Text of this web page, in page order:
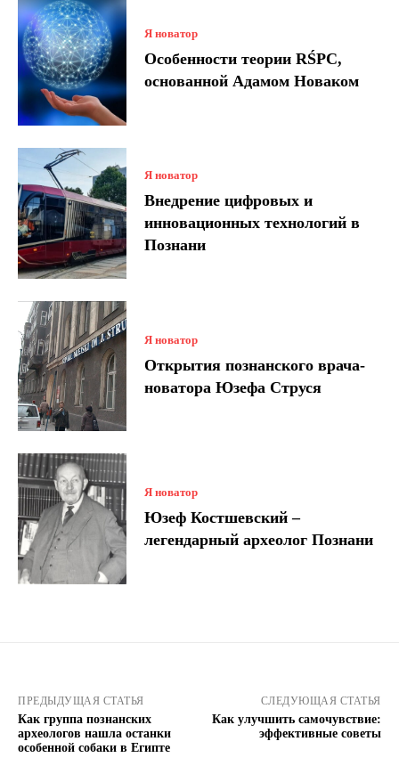
Я новатор
Особенности теории RŚPC,
основанной Адамом Новаком
Я новатор
Внедрение цифровых и
инновационных технологий в
Познани
Я новатор
Открытия познанского врача-
новатора Юзефа Струся
Я новатор
Юзеф Костшевский –
легендарный археолог Познани
ПРЕДЫДУЩАЯ СТАТЬЯ
Как группа познанских
археологов нашла останки
особенной собаки в Египте
СЛЕДУЮЩАЯ СТАТЬЯ
Как улучшить самочувствие:
эффективные советы